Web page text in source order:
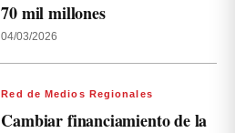
70 mil millones
04/03/2026
Red de Medios Regionales
Cambiar financiamiento de la